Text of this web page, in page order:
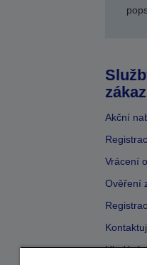
Akční
Vrácení
Ověření
Hledání